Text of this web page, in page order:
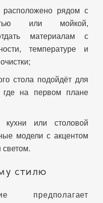
рядом с
или мойкой,
материалам с
температуре и
стола подойдёт для
где на первом плане
или столовой
модели с акцентом
светом.
стилю
предполагает